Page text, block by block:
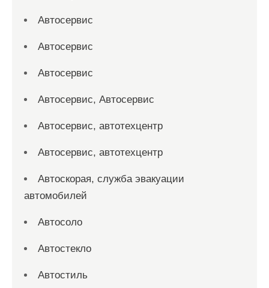
Автосервис
Автосервис
Автосервис
Автосервис, Автосервис
Автосервис, автотехцентр
Автосервис, автотехцентр
Автоскорая, служба эвакуации
автомобилей
Автосоло
Автостекло
Автостиль